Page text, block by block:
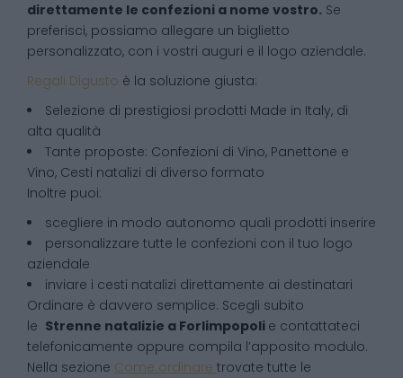
direttamente le confezioni a nome vostro. Se
preferisci, possiamo allegare un biglietto
personalizzato, con i vostri auguri e il logo aziendale.
Regali Digusto è la soluzione giusta:
Selezione di prestigiosi prodotti Made in Italy, di
alta qualità
Tante proposte: Confezioni di Vino, Panettone e
Vino, Cesti natalizi di diverso formato
Inoltre puoi:
scegliere in modo autonomo quali prodotti inserire
personalizzare tutte le confezioni con il tuo logo
aziendale
inviare i cesti natalizi direttamente ai destinatari
Ordinare è davvero semplice. Scegli subito
le Strenne natalizie a Forlimpopoli e contattateci
telefonicamente oppure compila l’apposito modulo.
Nella sezione Come ordinare trovate tutte le